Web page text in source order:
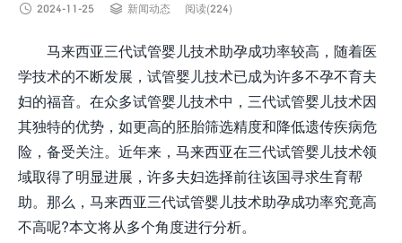
 2024-11-25  新闻动态 阅读(224)
马来西亚三代试管婴儿技术助孕成功率较高，随着医
学技术的不断发展，试管婴儿技术已成为许多不孕不育夫
妇的福音。在众多试管婴儿技术中，三代试管婴儿技术因
其独特的优势，如更高的胚胎筛选精度和降低遗传疾病危
险，备受关注。近年来，马来西亚在三代试管婴儿技术领
域取得了明显进展，许多夫妇选择前往该国寻求生育帮
助。那么，马来西亚三代试管婴儿技术助孕成功率究竟高
不高呢?本文将从多个角度进行分析。